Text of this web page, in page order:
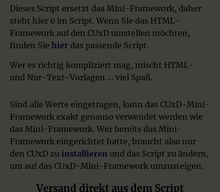
Dieses Script ersetzt das Mini-Framework, daher
steht hier 0 im Script. Wenn Sie das HTML-
Framework auf den CUxD umstellen möchten,
finden Sie hier das passende Script.
Wer es richtig kompliziert mag, mischt HTML-
und Nur-Text-Vorlagen … viel Spaß.
Sind alle Werte eingetragen, kann das CUxD-Mini-
Framework exakt genauso verwendet werden wie
das Mini-Framework. Wer bereits das Mini-
Framework eingerichtet hatte, braucht also nur
den CUxD zu installieren und das Script zu ändern,
um auf das CUxD-Mini-Framework umzusteigen.
Versand direkt aus dem Script